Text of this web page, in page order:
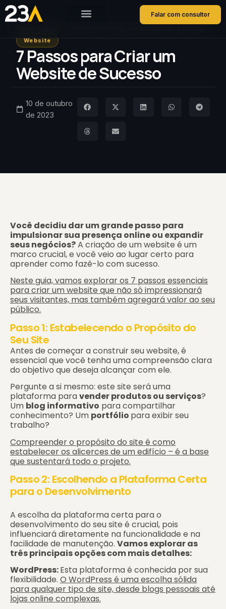
Falar com consultor
Website
7 Passos para Criar um
Website de Sucesso
10 de outubro
de 2023
Você decidiu dar um grande passo para
impulsionar sua presença online ou expandir
seus negócios?A criação de um website é um
marco crucial, e você veio ao lugar certo para
aprender como fazê-lo com sucesso.
Neste guia, vamos explorar os 7 passos essenciais
para criar um website que não só impressionará
seus visitantes, mas também agregará valor ao seu
público.
Passo 1: Estabelecendo o Propósito do
Seu Site
Antes de começar a construir seu website, é
essencial que você tenha uma compreensão clara
do objetivo que deseja alcançar com ele.
Pergunte a si mesmo: este site será uma
plataforma paravender produtos ou serviços?
Um blog informativo para compartilhar
conhecimento? Um portfólio para exibir seu
trabalho?
Compreender o propósito do site é como
estabelecer os alicerces de um edifício – é a base
que sustentará todo o projeto.
Passo 2: Escolhendo a Plataforma Certa
para o Desenvolvimento​​
A escolha da plataforma certa para o
desenvolvimento do seu site é crucial, pois
influenciará diretamente na funcionalidade e na
facilidade de manutenção. Vamos explorar as
três principais opções com mais detalhes:
WordPress:Esta plataforma é conhecida por sua
flexibilidade. O WordPress é uma escolha sólida
para qualquer tipo de site, desde blogs pessoais até
lojas online complexas.